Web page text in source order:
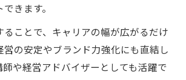
きます。
ることで、キャリアの幅が広がるだけ
営の安定やブランド力強化にも直結し
師や経営アドバイザーとしても活躍で